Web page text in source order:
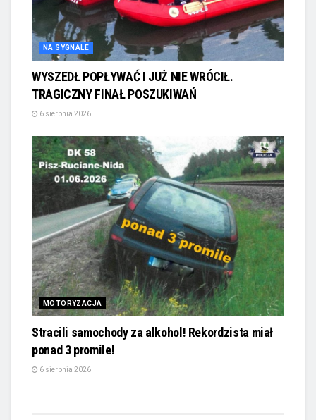
NA SYGNALE
WYSZEDŁ POPŁYWAĆ I JUŻ NIE WRÓCIŁ.
TRAGICZNY FINAŁ POSZUKIWAŃ
6 sierpnia 2026
MOTORYZACJA
Stracili samochody za alkohol! Rekordzista miał
ponad 3 promile!
6 sierpnia 2026